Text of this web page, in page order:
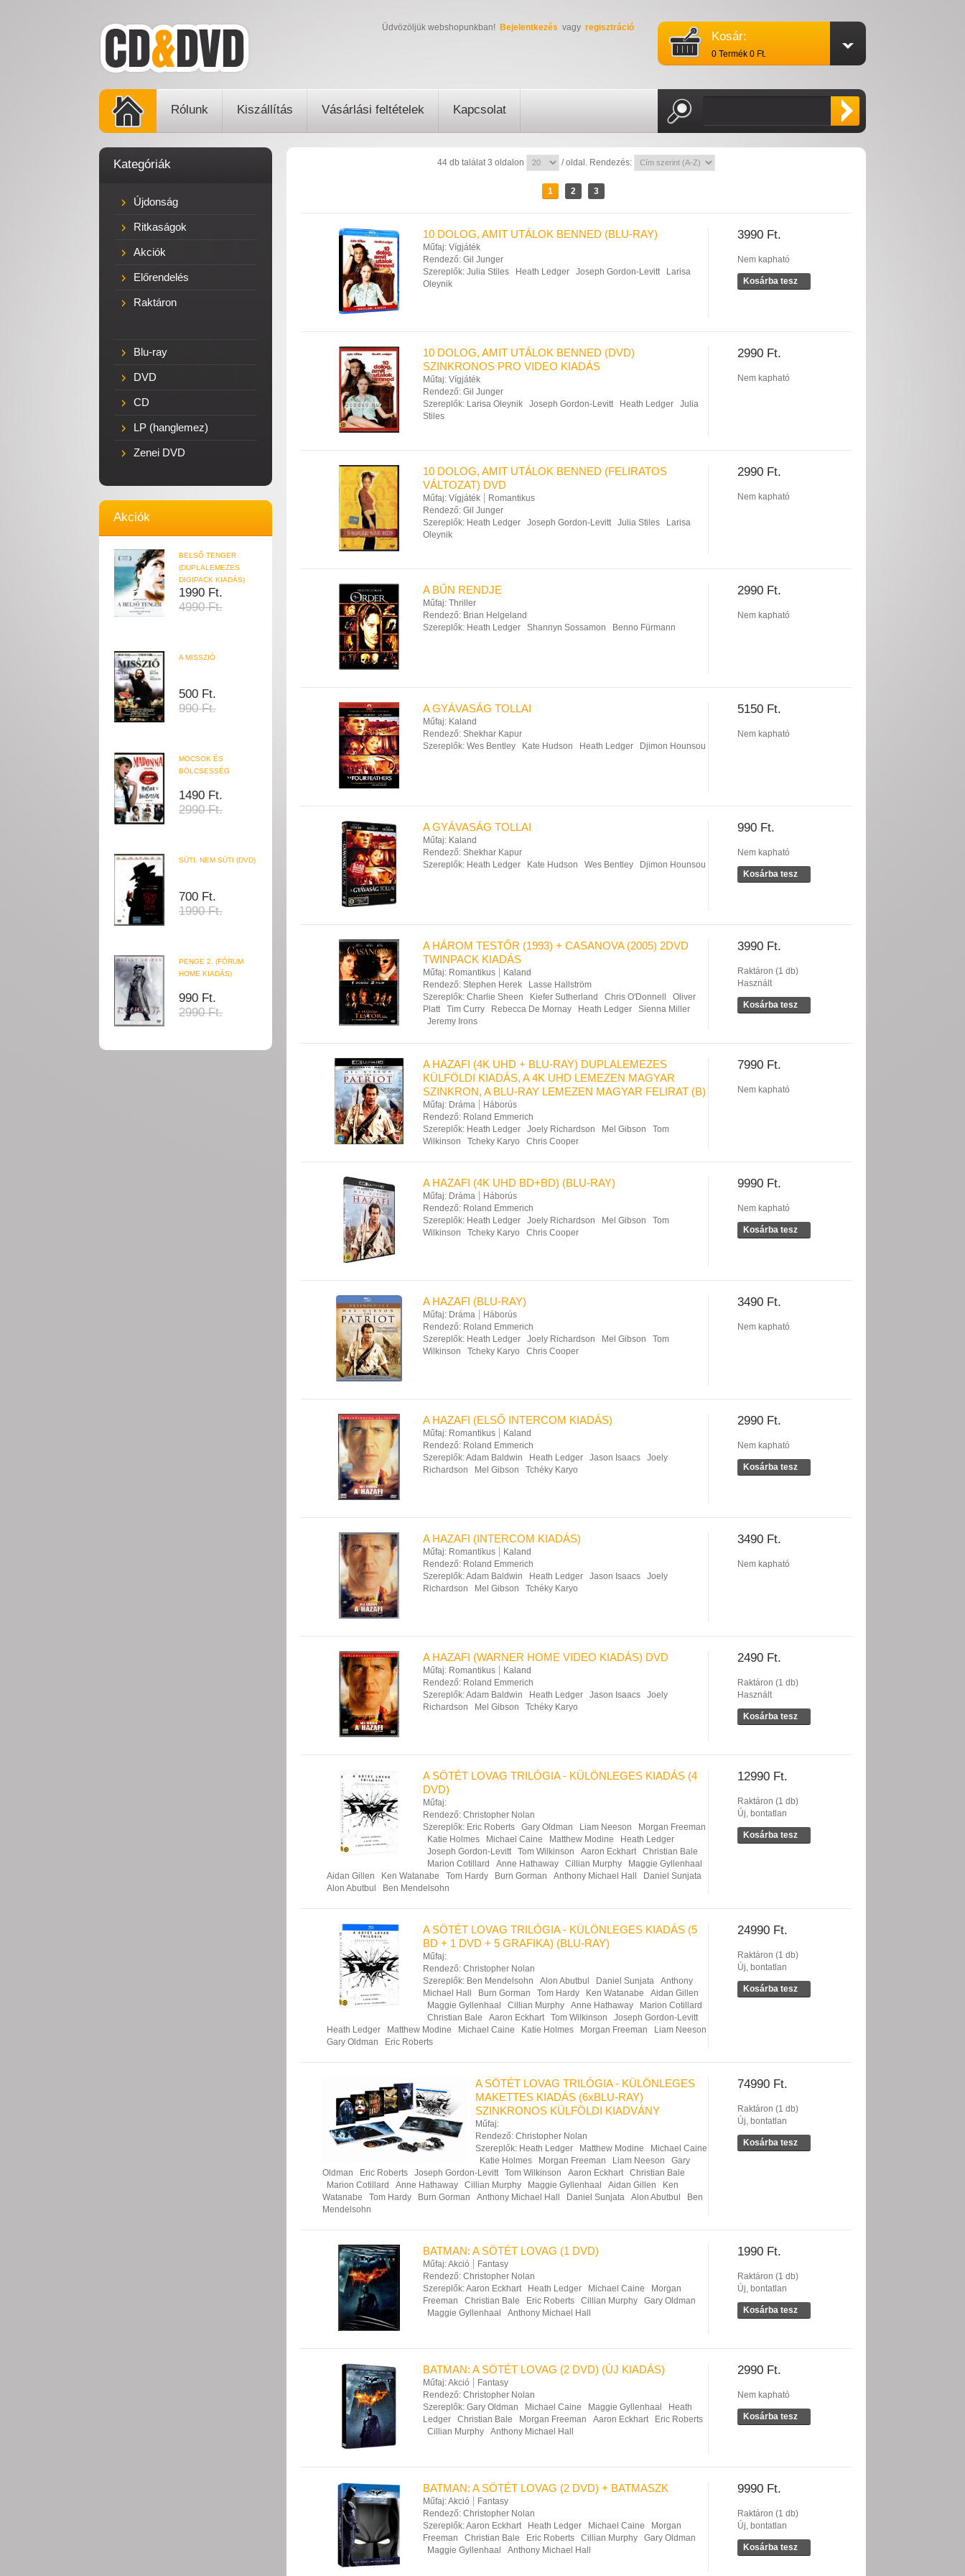
Kosár:
0 Termék 0 Ft.
Üdvözöljük webshopunkban! Bejelentkezés vagy regisztráció
Rólunk Kiszállítás Vásárlási feltételek Kapcsolat
Kategóriák
Újdonság
Ritkaságok
Akciók
Előrendelés
Raktáron
Blu-ray
DVD
CD
LP (hanglemez)
Zenei DVD
Akciók
BELSŐ TENGER
(DUPLALEMEZES
DIGIPACK KIADÁS)
1990 Ft.
4990 Ft.
A MISSZIÓ
500 Ft.
990 Ft.
MOCSOK ÉS
BÖLCSESSÉG
1490 Ft.
2990 Ft.
SÜTI, NEM SÜTI (DVD)
700 Ft.
1990 Ft.
PENGE 2. (FÓRUM
HOME KIADÁS)
990 Ft.
2990 Ft.
44 db találat 3 oldalon / oldal. Rendezés:
1 2 3
3990 Ft.
Nem kapható
Kosárba tesz
10 DOLOG, AMIT UTÁLOK BENNED (BLU-RAY)
Műfaj: Vígjáték
Rendező: Gil Junger
Szereplők: Julia Stiles Heath Ledger Joseph Gordon-Levitt
Larisa
Oleynik
2990 Ft.
Nem kapható
10 DOLOG, AMIT UTÁLOK BENNED (DVD)
SZINKRONOS PRO VIDEO KIADÁS
Műfaj: Vígjáték
Rendező: Gil Junger
Szereplők: Larisa Oleynik Joseph Gordon-Levitt Heath Ledger
Julia
Stiles
2990 Ft.
Nem kapható
10 DOLOG, AMIT UTÁLOK BENNED (FELIRATOS
VÁLTOZAT) DVD
Műfaj: Vígjáték
Romantikus
Rendező: Gil Junger
Szereplők: Heath Ledger Joseph Gordon-Levitt Julia Stiles
Larisa
Oleynik
2990 Ft.
Nem kapható
A BŰN RENDJE
Műfaj: Thriller
Rendező: Brian Helgeland
Szereplők: Heath Ledger Shannyn Sossamon Benno Fürmann
5150 Ft.
Nem kapható
A GYÁVASÁG TOLLAI
Műfaj: Kaland
Rendező: Shekhar Kapur
Szereplők: Wes Bentley Kate Hudson Heath Ledger Djimon Hounsou
990 Ft.
Nem kapható
Kosárba tesz
A GYÁVASÁG TOLLAI
Műfaj: Kaland
Rendező: Shekhar Kapur
Szereplők: Heath Ledger Kate Hudson Wes Bentley Djimon Hounsou
3990 Ft.
Raktáron (1 db)
Használt
Kosárba tesz
A HÁROM TESTŐR (1993) + CASANOVA (2005) 2DVD
TWINPACK KIADÁS
Műfaj: Romantikus
Kaland
Rendező: Stephen Herek
Lasse Hallström
Szereplők: Charlie Sheen Kiefer Sutherland Chris O'Donnell
Oliver
Platt
Tim Curry Rebecca De Mornay Heath Ledger
Sienna Miller
Jeremy Irons
7990 Ft.
Nem kapható
A HAZAFI (4K UHD + BLU-RAY) DUPLALEMEZES
KÜLFÖLDI KIADÁS, A 4K UHD LEMEZEN MAGYAR
SZINKRON, A BLU-RAY LEMEZEN MAGYAR FELIRAT (B)
Műfaj: Dráma
Háborús
Rendező: Roland Emmerich
Szereplők: Heath Ledger Joely Richardson Mel Gibson
Tom
Wilkinson
Tcheky Karyo Chris Cooper
9990 Ft.
Nem kapható
Kosárba tesz
A HAZAFI (4K UHD BD+BD) (BLU-RAY)
Műfaj: Dráma
Háborús
Rendező: Roland Emmerich
Szereplők: Heath Ledger Joely Richardson Mel Gibson
Tom
Wilkinson
Tcheky Karyo Chris Cooper
3490 Ft.
Nem kapható
A HAZAFI (BLU-RAY)
Műfaj: Dráma
Háborús
Rendező: Roland Emmerich
Szereplők: Heath Ledger Joely Richardson Mel Gibson
Tom
Wilkinson
Tcheky Karyo Chris Cooper
2990 Ft.
Nem kapható
Kosárba tesz
A HAZAFI (ELSŐ INTERCOM KIADÁS)
Műfaj: Romantikus
Kaland
Rendező: Roland Emmerich
Szereplők:Adam Baldwin Heath Ledger Jason Isaacs
Joely
Richardson
Mel Gibson Tchéky Karyo
3490 Ft.
Nem kapható
A HAZAFI (INTERCOM KIADÁS)
Műfaj: Romantikus
Kaland
Rendező: Roland Emmerich
Szereplők:Adam Baldwin Heath Ledger Jason Isaacs
Joely
Richardson
Mel Gibson Tchéky Karyo
2490 Ft.
Raktáron (1 db)
Használt
Kosárba tesz
A HAZAFI (WARNER HOME VIDEO KIADÁS) DVD
Műfaj: Romantikus
Kaland
Rendező: Roland Emmerich
Szereplők:Adam Baldwin Heath Ledger Jason Isaacs
Joely
Richardson
Mel Gibson Tchéky Karyo
12990 Ft.
Raktáron (1 db)
Új, bontatlan
Kosárba tesz
A SÖTÉT LOVAG TRILÓGIA - KÜLÖNLEGES KIADÁS (4
DVD)
Műfaj:
Rendező: Christopher Nolan
Szereplők: Eric Roberts Gary Oldman Liam Neeson
Morgan Freeman
Katie Holmes
Michael Caine Matthew Modine
Heath Ledger
Joseph Gordon-Levitt
Tom Wilkinson Aaron Eckhart
Christian Bale
Marion Cotillard
Anne Hathaway Cillian Murphy
Maggie Gyllenhaal
Aidan Gillen
Ken Watanabe Tom Hardy Burn Gorman Anthony Michael Hall
Daniel Sunjata
Alon Abutbul
Ben Mendelsohn
24990 Ft.
Raktáron (1 db)
Új, bontatlan
Kosárba tesz
A SÖTÉT LOVAG TRILÓGIA - KÜLÖNLEGES KIADÁS (5
BD + 1 DVD + 5 GRAFIKA) (BLU-RAY)
Műfaj:
Rendező: Christopher Nolan
Szereplők: Ben Mendelsohn Alon Abutbul Daniel Sunjata
Anthony
Michael Hall
Burn Gorman Tom Hardy Ken Watanabe
Aidan Gillen
Maggie Gyllenhaal
Cillian Murphy Anne Hathaway
Marion Cotillard
Christian Bale
Aaron Eckhart Tom Wilkinson
Joseph Gordon-Levitt
Heath Ledger
Matthew Modine Michael Caine Katie Holmes Morgan Freeman
Liam Neeson
Gary Oldman
Eric Roberts
74990 Ft.
Raktáron (1 db)
Új, bontatlan
Kosárba tesz
A SÖTÉT LOVAG TRILÓGIA - KÜLÖNLEGES
MAKETTES KIADÁS (6xBLU-RAY)
SZINKRONOS KÜLFÖLDI KIADVÁNY
Műfaj:
Rendező: Christopher Nolan
Szereplők: Heath Ledger Matthew Modine
Michael Caine
Katie Holmes
Morgan Freeman Liam Neeson
Gary
Oldman
Eric Roberts Joseph Gordon-Levitt Tom Wilkinson Aaron Eckhart
Christian Bale
Marion Cotillard
Anne Hathaway Cillian Murphy Maggie Gyllenhaal Aidan Gillen
Ken
Watanabe
Tom Hardy Burn Gorman Anthony Michael Hall Daniel Sunjata Alon Abutbul
Ben
Mendelsohn
1990 Ft.
Raktáron (1 db)
Új, bontatlan
Kosárba tesz
BATMAN: A SÖTÉT LOVAG (1 DVD)
Műfaj:Akció
Fantasy
Rendező: Christopher Nolan
Szereplők:Aaron Eckhart Heath Ledger Michael Caine
Morgan
Freeman
Christian Bale Eric Roberts Cillian Murphy
Gary Oldman
Maggie Gyllenhaal
Anthony Michael Hall
2990 Ft.
Nem kapható
Kosárba tesz
BATMAN: A SÖTÉT LOVAG (2 DVD) (ÚJ KIADÁS)
Műfaj:Akció
Fantasy
Rendező: Christopher Nolan
Szereplők: Gary Oldman Michael Caine Maggie Gyllenhaal
Heath
Ledger
Christian Bale Morgan Freeman Aaron Eckhart
Eric Roberts
Cillian Murphy
Anthony Michael Hall
9990 Ft.
Raktáron (1 db)
Új, bontatlan
Kosárba tesz
BATMAN: A SÖTÉT LOVAG (2 DVD) + BATMASZK
Műfaj:Akció
Fantasy
Rendező: Christopher Nolan
Szereplők:Aaron Eckhart Heath Ledger Michael Caine
Morgan
Freeman
Christian Bale Eric Roberts Cillian Murphy
Gary Oldman
Maggie Gyllenhaal
Anthony Michael Hall